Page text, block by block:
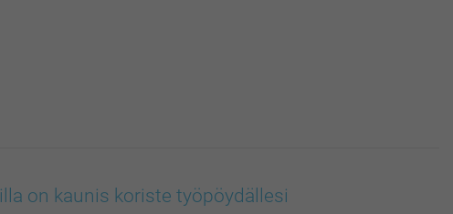
on kaunis koriste työpöydällesi